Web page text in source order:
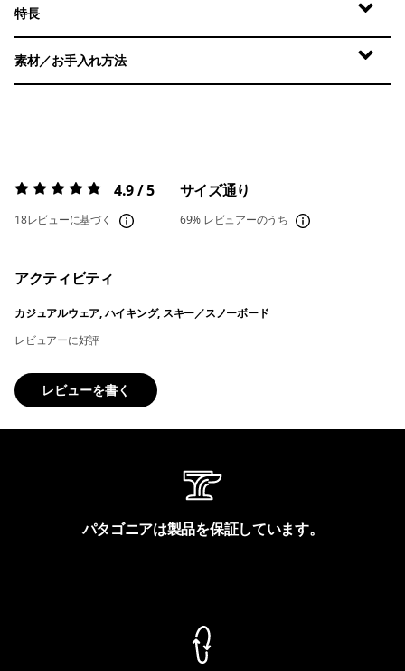
特長
素材／お手入れ方法
評価:4.9 / 5 4.9 / 5
18レビューに基づく
サイズ通り
69% レビュアーのうち
アクティビティ
カジュアルウェア, ハイキング, スキー／スノーボード
レビュアーに好評
レビューを書く
パタゴニアは製品を保証しています。